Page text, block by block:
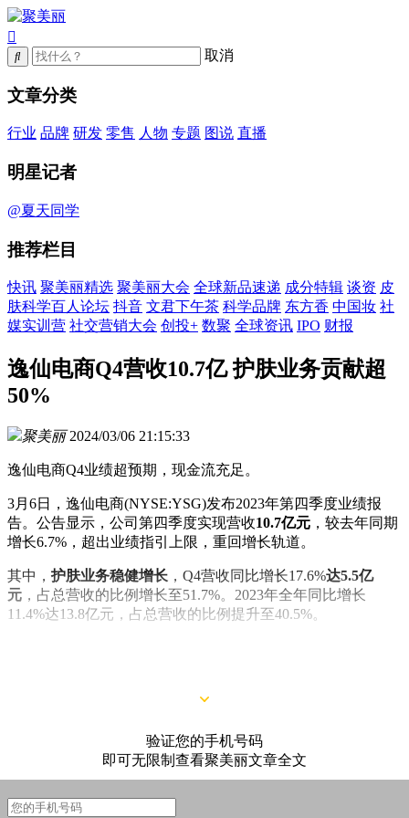
取消
文章分类
行业 品牌 研发 零售 人物 专题 图说 直播
明星记者
@夏天同学
推荐栏目
快讯 聚美丽精选 聚美丽大会 全球新品速递 成分特辑 谈资 皮
肤科学百人论坛 抖音 文君下午茶 科学品牌 东方香 中国妆 社
媒实训营 社交营销大会 创投+ 数聚 全球资讯 IPO 财报
逸仙电商Q4营收10.7亿 护肤业务贡献超
50%
聚美丽 2024/03/06 21:15:33
逸仙电商Q4业绩超预期，现金流充足。
3月6日，逸仙电商(NYSE:YSG)发布2023年第四季度业绩报
告。公告显示，公司第四季度实现营收10.7亿元 ，较去年同期
增长6.7%，超出业绩指引上限，重回增长轨道。
其中， 护肤业务稳健增长 ，Q4营收同比增长17.6%达5.5亿
元 ，占总营收的比例增长至51.7%。2023年全年同比增长
11.4%达13.8亿元，占总营收的比例提升至40.5%。
验证您的手机号码
即可无限制查看聚美丽文章全文